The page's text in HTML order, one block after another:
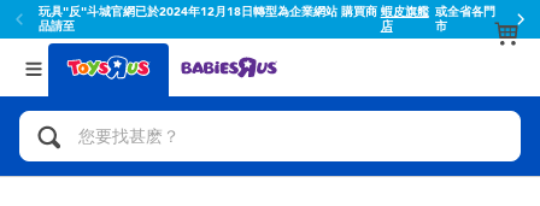
玩具"反"斗城官網已於2024年12月18日轉型為企業網站 購買商
品請至
蝦皮旗艦
店
或全省各門
市
返回
分類目錄
人氣英雄,角色扮演,射擊玩具
返回
品牌
Toy Story玩具總動員